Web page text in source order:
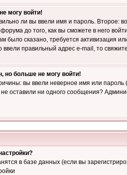
могу войти!
ли вы ввели имя и пароль. Второе:
до того, как вы сможете в него
было сказано, требуется активизация
ввели правильный адрес e-mail, то
но больше не могу войти!
вы ввели неверное имя или пароль
оставили ни одного сообщения?
в базе данных (если вы